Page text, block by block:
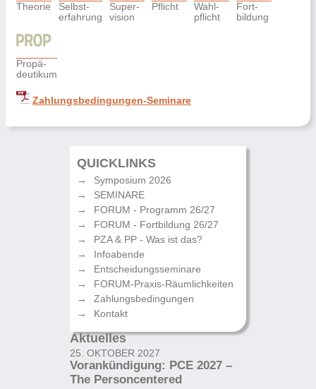
Theorie
Selbst-
erfahrung
Super-
vision
Pflicht
Wahl-
pflicht
Fort-
bildung
Propä-
deutikum
Zahlungsbedingungen-Seminare
QUICKLINKS
Symposium 2026
SEMINARE
FORUM - Programm 26/27
FORUM - Fortbildung 26/27
PZA & PP - Was ist das?
Infoabende
Entscheidungsseminare
FORUM-Praxis-Räumlichkeiten
Zahlungsbedingungen
Kontakt
Aktuelles
25. OKTOBER 2027
Vorankündigung: PCE 2027 –
The Personcentered